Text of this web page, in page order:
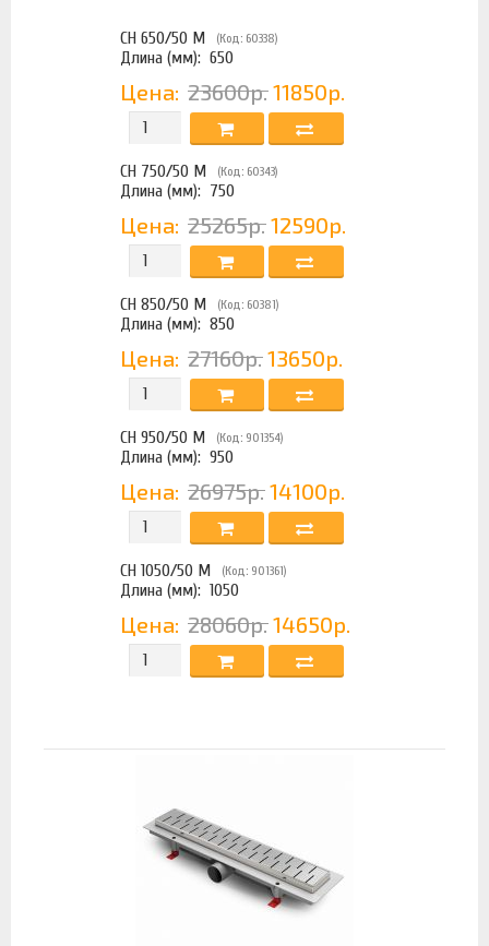
CH 650/50 M (Код: 60338)
Длина (мм): 650
Цена: 23600р. 11850р.
CH 750/50 M (Код: 60343)
Длина (мм): 750
Цена: 25265р. 12590р.
CH 850/50 M (Код: 60381)
Длина (мм): 850
Цена: 27160р. 13650р.
CH 950/50 M (Код: 901354)
Длина (мм): 950
Цена: 26975р. 14100р.
CH 1050/50 M (Код: 901361)
Длина (мм): 1050
Цена: 28060р. 14650р.